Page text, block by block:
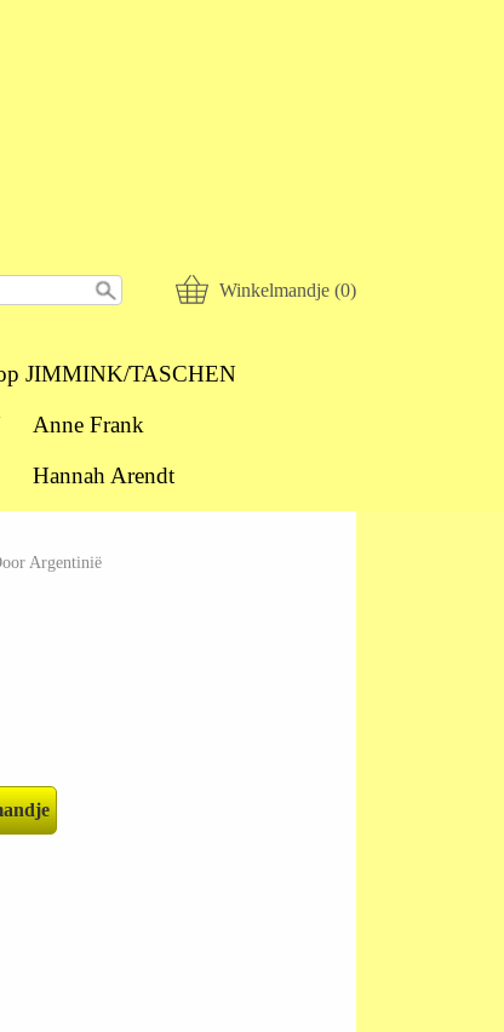
Winkelmandje (0)
JIMMINK/TASCHEN
Anne Frank
Hannah Arendt
Argentinië